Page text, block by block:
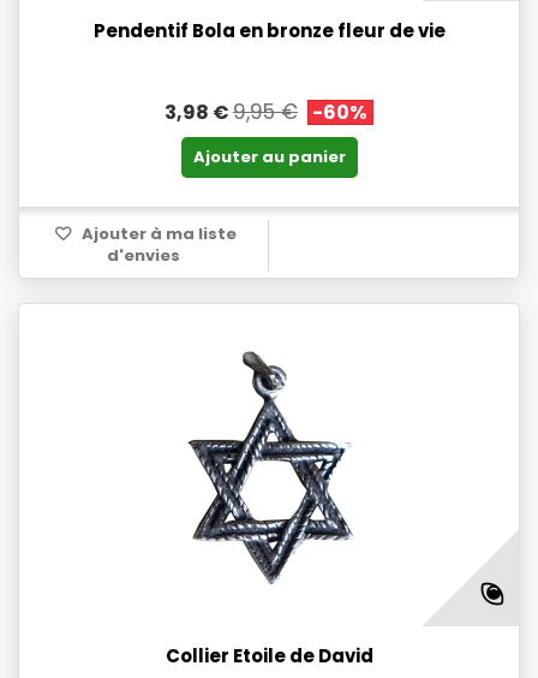
Pendentif Bola en bronze fleur de vie
3,98 €9,95 € -60%
Ajouter au panier
Ajouter à ma liste
d'envies
Collier Etoile de David